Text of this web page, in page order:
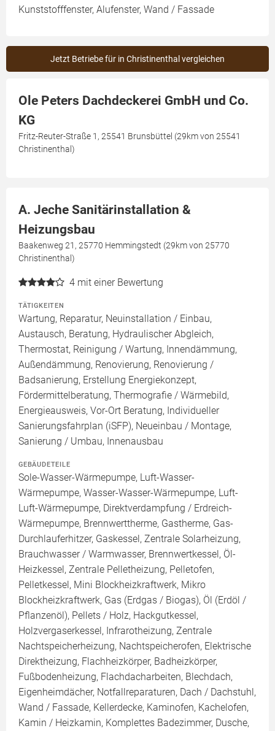
Kunststofffenster, Alufenster, Wand / Fassade
Jetzt Betriebe für in Christinenthal vergleichen
Ole Peters Dachdeckerei GmbH und Co.
KG
Fritz-Reuter-Straße 1, 25541 Brunsbüttel (29km von 25541
Christinenthal)
A. Jeche Sanitärinstallation &
Heizungsbau
Baakenweg 21, 25770 Hemmingstedt (29km von 25770
Christinenthal)
4 mit einer Bewertung
TÄTIGKEITEN
Wartung, Reparatur, Neuinstallation / Einbau,
Austausch, Beratung, Hydraulischer Abgleich,
Thermostat, Reinigung / Wartung, Innendämmung,
Außendämmung, Renovierung, Renovierung /
Badsanierung, Erstellung Energiekonzept,
Fördermittelberatung, Thermografie / Wärmebild,
Energieausweis, Vor-Ort Beratung, Individueller
Sanierungsfahrplan (iSFP), Neueinbau / Montage,
Sanierung / Umbau, Innenausbau
GEBÄUDETEILE
Sole-Wasser-Wärmepumpe, Luft-Wasser-
Wärmepumpe, Wasser-Wasser-Wärmepumpe, Luft-
Luft-Wärmepumpe, Direktverdampfung / Erdreich-
Wärmepumpe, Brennwerttherme, Gastherme, Gas-
Durchlauferhitzer, Gaskessel, Zentrale Solarheizung,
Brauchwasser / Warmwasser, Brennwertkessel, Öl-
Heizkessel, Zentrale Pelletheizung, Pelletofen,
Pelletkessel, Mini Blockheizkraftwerk, Mikro
Blockheizkraftwerk, Gas (Erdgas / Biogas), Öl (Erdöl /
Pflanzenöl), Pellets / Holz, Hackgutkessel,
Holzvergaserkessel, Infrarotheizung, Zentrale
Nachtspeicherheizung, Nachtspeicherofen, Elektrische
Direktheizung, Flachheizkörper, Badheizkörper,
Fußbodenheizung, Flachdacharbeiten, Blechdach,
Eigenheimdächer, Notfallreparaturen, Dach / Dachstuhl,
Wand / Fassade, Kellerdecke, Kaminofen, Kachelofen,
Kamin / Heizkamin, Komplettes Badezimmer, Dusche,